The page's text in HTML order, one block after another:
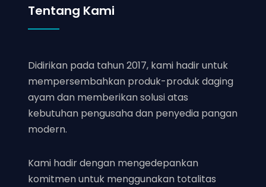
Tentang Kami
Didirikan pada tahun 2017, kami hadir untuk
mempersembahkan produk-produk daging
ayam dan memberikan solusi atas
kebutuhan pengusaha dan penyedia pangan
modern.
Kami hadir dengan mengedepankan
komitmen untuk menggunakan totalitas